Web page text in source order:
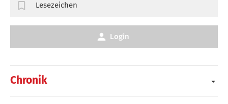
Chronik
Lesezeichen
Login